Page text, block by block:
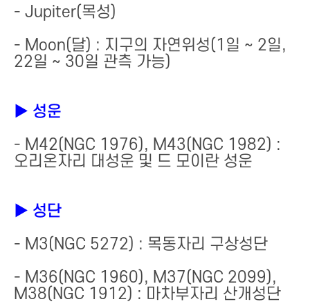
- Jupiter(목성)
- Moon(달) : 지구의 자연위성(1일 ~ 2일,
22일 ~ 30일 관측 가능)
▶ 성운
- M42(NGC 1976), M43(NGC 1982) :
오리온자리 대성운 및 드 모이란 성운
▶ 성단
- M3(NGC 5272) : 목동자리 구상성단
- M36(NGC 1960), M37(NGC 2099),
M38(NGC 1912) : 마차부자리 산개성단